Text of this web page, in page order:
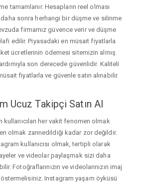
tamamlanır. Hesapların reel olması
sonra herhangi bir düşme ve silinme
firmamız güvence verir ve düşme
edilir. Piyasadaki en müsait fiyatlarla
ücretlerinin ödemesi sitemizin almış
son derecede güvenlidir. Kaliteli
fiyatlarla ve güvenle satın alınabilir.
Ucuz Takipçi Satın Al
her vakit fenomen olmak
olmak zannedildiği kadar zor değildir.
kullanıcısı olmak, tertipli olarak
ve videolar paylaşmak sizi daha
Fotoğraflarınızın ve videolarınızın imaj
Instagram yaşam öyküsü